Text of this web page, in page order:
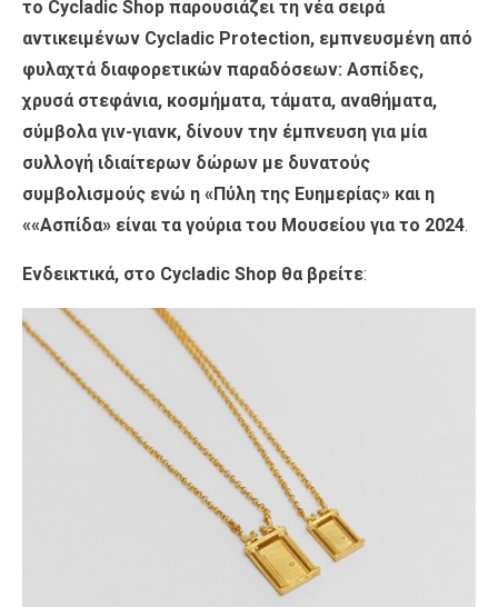
το Cycladic Shop παρουσιάζει τη νέα σειρά
αντικειμένων Cycladic Protection, εμπνευσμένη από
φυλαχτά διαφορετικών παραδόσεων: Ασπίδες,
χρυσά στεφάνια, κοσμήματα, τάματα, αναθήματα,
σύμβολα γιν-γιανκ, δίνουν την έμπνευση για μία
συλλογή ιδιαίτερων δώρων με δυνατούς
συμβολισμούς ενώ η «Πύλη της Ευημερίας» και η
««Ασπίδα» είναι τα γούρια του Μουσείου για το 2024.
Ενδεικτικά, στο Cycladic Shop θα βρείτε: